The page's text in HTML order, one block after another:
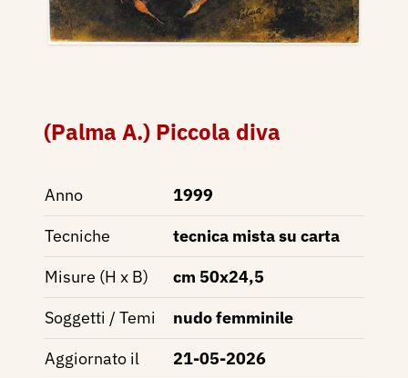
(Palma A.) Piccola diva
Anno
1999
Tecniche
tecnica mista su carta
Misure (H x B)
cm 50x24,5
Soggetti / Temi
nudo femminile
Aggiornato il
21-05-2026